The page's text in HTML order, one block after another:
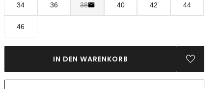
34 36 38 40 42 44
46
IN DEN WARENKORB